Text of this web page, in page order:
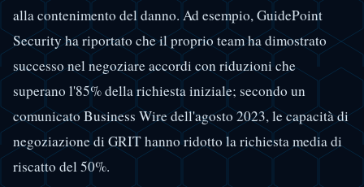
alla contenimento del danno. Ad esempio, GuidePoint
Security ha riportato che il proprio team ha dimostrato
successo nel negoziare accordi con riduzioni che
superano l'85% della richiesta iniziale; secondo un
comunicato Business Wire dell'agosto 2023, le capacità di
negoziazione di GRIT hanno ridotto la richiesta media di
riscatto del 50%.